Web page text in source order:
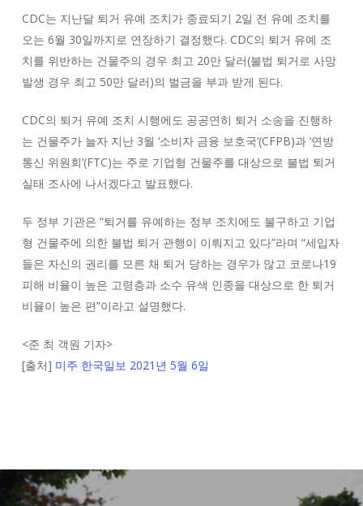
CDC는 지난달 퇴거 유예 조치가 종료되기 2일 전 유예 조치를
오는 6월 30일까지로 연장하기 결정했다. CDC의 퇴거 유예 조
치를 위반하는 건물주의 경우 최고 20만 달러(불법 퇴거로 사망
발생 경우 최고 50만 달러)의 벌금을 부과 받게 된다.
CDC의 퇴거 유예 조치 시행에도 공공연히 퇴거 소송을 진행하
는 건물주가 늘자 지난 3월 ‘소비자 금융 보호국’(CFPB)과 ‘연방
통신 위원회’(FTC)는 주로 기업형 건물주를 대상으로 불법 퇴거
실태 조사에 나서겠다고 발표했다.
두 정부 기관은 “퇴거를 유예하는 정부 조치에도 불구하고 기업
형 건물주에 의한 불법 퇴거 관행이 이뤄지고 있다”라며 “세입자
들은 자신의 권리를 모른 채 퇴거 당하는 경우가 많고 코로나19
피해 비율이 높은 고령층과 소수 유색 인종을 대상으로 한 퇴거
비율이 높은 편”이라고 설명했다.
<준 최 객원 기자>
[출처] 미주 한국일보 2021년 5월 6일